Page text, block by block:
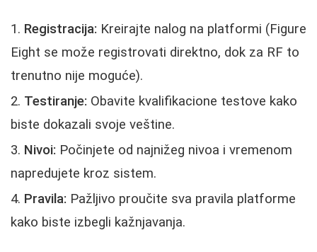
Registracija: Kreirajte nalog na platformi (Figure
Eight se može registrovati direktno, dok za RF to
trenutno nije moguće).
Testiranje: Obavite kvalifikacione testove kako
biste dokazali svoje veštine.
Nivoi: Počinjete od najnižeg nivoa i vremenom
napredujete kroz sistem.
Pravila: Pažljivo proučite sva pravila platforme
kako biste izbegli kažnjavanja.